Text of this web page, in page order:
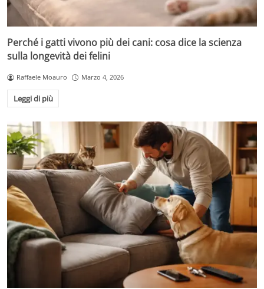
Perché i gatti vivono più dei cani: cosa dice la scienza
sulla longevità dei felini
Raffaele Moauro Marzo 4, 2026
Leggi di più